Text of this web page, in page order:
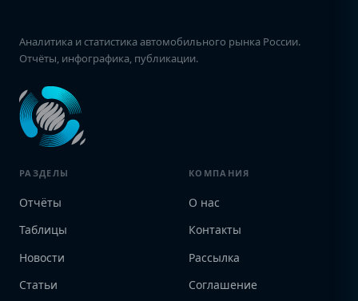
Аналитика и статистика автомобильного рынка России.
Отчёты, инфографика, публикации.
РАЗДЕЛЫ
Отчёты
Таблицы
Новости
Статьи
КОМПАНИЯ
О нас
Контакты
Рассылка
Соглашение